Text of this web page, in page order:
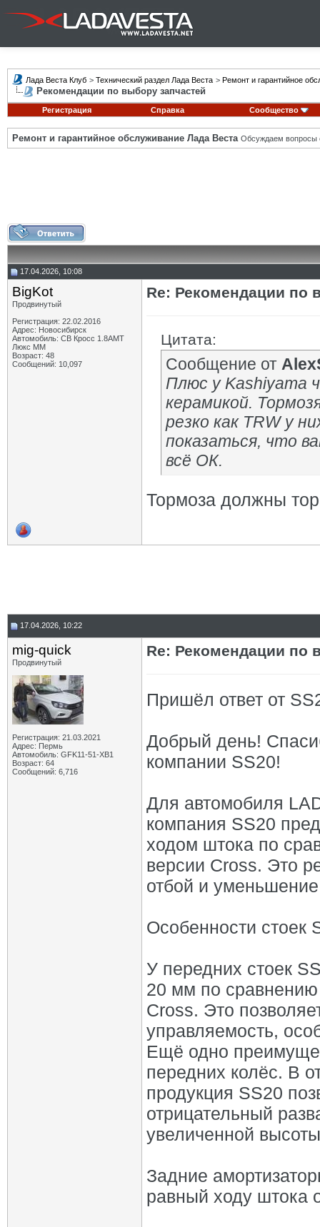
Лада Веста Клуб > Технический раздел Лада Веста > Ремонт и гарантийное
Рекомендации по выбору запчастей
Регистрация Справка Сообщество
Ремонт и гарантийное обслуживание Лада Веста Обсуждаем вопросы
17.04.2026, 10:08
BigKot
Продвинутый
Регистрация: 22.02.2016
Адрес: Новосибирск
Автомобиль: СВ Кросс 1.8АМТ
Люкс ММ
Возраст: 48
Сообщений: 10,097
Re: Рекомендации по
Цитата:
Сообщение от
Плюс у Kashiyama
керамикой.
резко как TRW у
показаться, что
всё ОК.
Тормоза должны
17.04.2026, 10:22
mig-quick
Продвинутый
Регистрация: 21.03.2021
Адрес: Пермь
Автомобиль: GFK11-51-ХВ1
Возраст: 64
Сообщений: 6,716
Re: Рекомендации по
Пришёл ответ от
Добрый день!
компании SS20!
Для автомобиля
компания SS20
ходом штока по
версии Cross. Это
отбой и
Особенности стоек
У передних стоек
20 мм по сравнению
Cross. Это
управляемость,
Ещё одно
передних колёс. В
продукция SS20
отрицательный
увеличенной
Задние
равный ходу штока